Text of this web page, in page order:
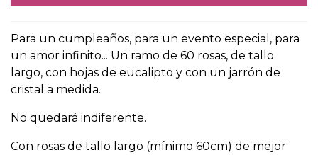
Para un cumpleaños, para un evento especial, para
un amor infinito... Un ramo de 60 rosas, de tallo
largo, con hojas de eucalipto y con un jarrón de
cristal a medida.
No quedará indiferente.
Con rosas de tallo largo (mínimo 60cm) de mejor